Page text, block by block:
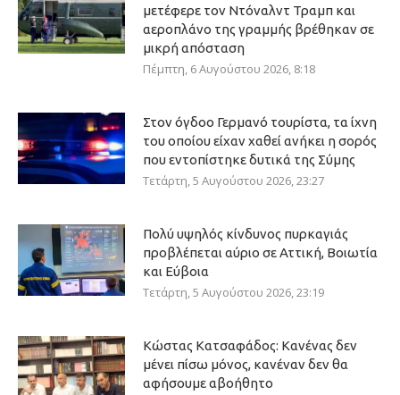
μετέφερε τον Ντόναλντ Τραμπ και
αεροπλάνο της γραμμής βρέθηκαν σε
μικρή απόσταση
Πέμπτη, 6 Αυγούστου 2026, 8:18
Στον όγδοο Γερμανό τουρίστα, τα ίχνη
του οποίου είχαν χαθεί ανήκει η σορός
που εντοπίστηκε δυτικά της Σύμης
Τετάρτη, 5 Αυγούστου 2026, 23:27
Πολύ υψηλός κίνδυνος πυρκαγιάς
προβλέπεται αύριο σε Αττική, Βοιωτία
και Εύβοια
Τετάρτη, 5 Αυγούστου 2026, 23:19
Κώστας Κατσαφάδος: Κανένας δεν
μένει πίσω μόνος, κανέναν δεν θα
αφήσουμε αβοήθητο